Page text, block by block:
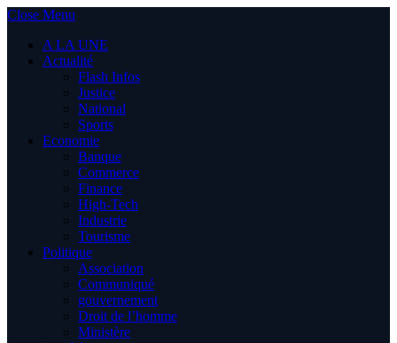
Close Menu
A LA UNE
Actualité
Flash Infos
Justice
National
Sports
Economie
Banque
Commerce
Finance
High-Tech
Industrie
Tourisme
Politique
Association
Communiqué
gouvernement
Droit de l’homme
Ministère